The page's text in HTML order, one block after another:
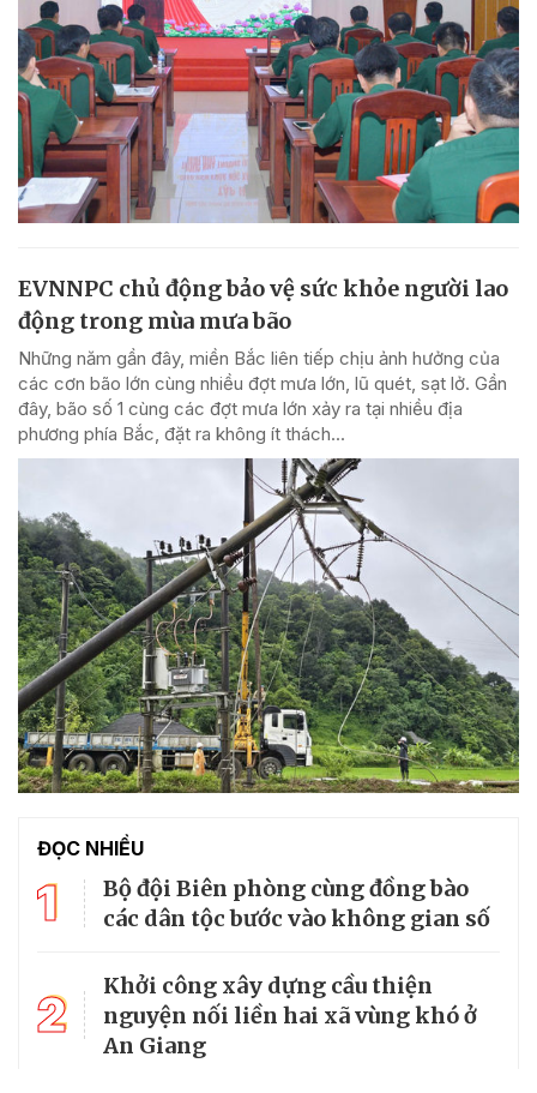
EVNNPC chủ động bảo vệ sức khỏe người lao
động trong mùa mưa bão
Những năm gần đây, miền Bắc liên tiếp chịu ảnh hưởng của
các cơn bão lớn cùng nhiều đợt mưa lớn, lũ quét, sạt lở. Gần
đây, bão số 1 cùng các đợt mưa lớn xảy ra tại nhiều địa
phương phía Bắc, đặt ra không ít thách...
ĐỌC NHIỀU
1
Bộ đội Biên phòng cùng đồng bào
các dân tộc bước vào không gian số
2
Khởi công xây dựng cầu thiện
nguyện nối liền hai xã vùng khó ở
An Giang